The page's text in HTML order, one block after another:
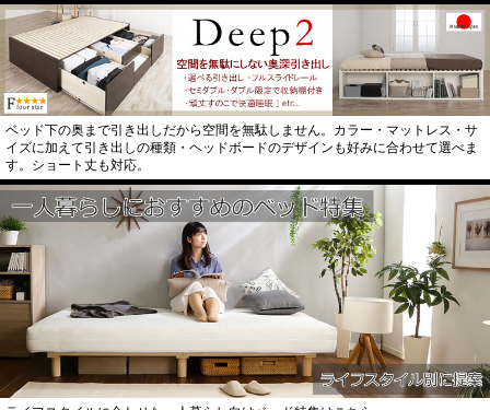
ベッド下の奥まで引き出しだから空間を無駄しません。カラー・マットレス・サ
イズに加えて引き出しの種類・ヘッドボードのデザインも好みに合わせて選べま
す。ショート丈も対応。